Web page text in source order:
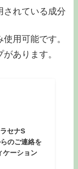
されている成分
用可能です。
あります。
セナS
のご連絡を
ケーション